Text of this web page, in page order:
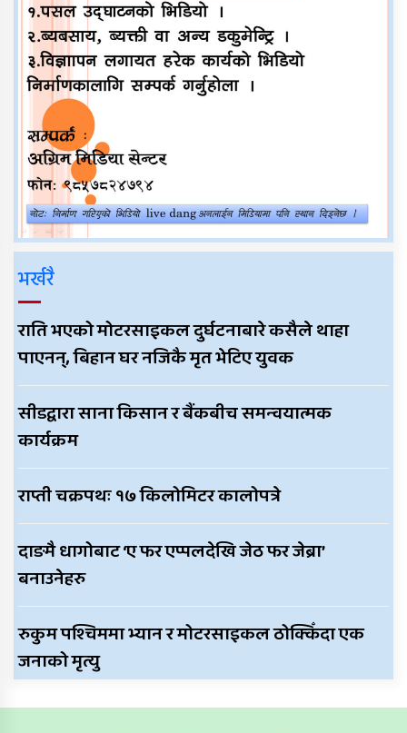
भर्खरै
राति भएको मोटरसाइकल दुर्घटनाबारे कसैले थाहा
पाएनन्, बिहान घर नजिकै मृत भेटिए युवक
सीडद्वारा साना किसान र बैंकबीच समन्वयात्मक
कार्यक्रम
राप्ती चक्रपथः १७ किलोमिटर कालोपत्रे
दाङमै धागोबाट ‘ए फर एप्पलदेखि जेठ फर जेब्रा’
बनाउनेहरु
रुकुम पश्चिममा भ्यान र मोटरसाइकल ठोक्किँदा एक
जनाको मृत्यु